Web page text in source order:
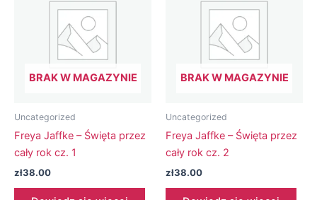
BRAK W MAGAZYNIE
Uncategorized
Freya Jaffke – Święta przez
cały rok cz. 1
zł38.00
BRAK W MAGAZYNIE
Uncategorized
Freya Jaffke – Święta przez
cały rok cz. 2
zł38.00